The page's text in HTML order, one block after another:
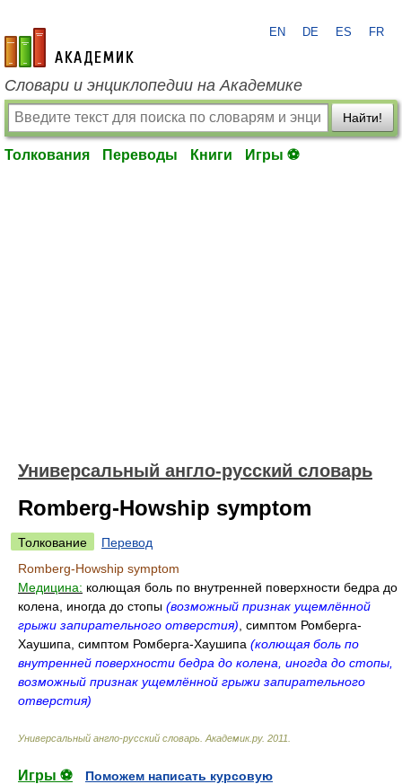
academic.ru
EN DE ES FR
Словари и энциклопедии на Академике
Найти!
Толкования Переводы Книги Игры ⚽
Универсальный англо-русский словарь
Romberg-Howship symptom
Толкование
Перевод
Romberg-Howship symptom
Медицина: колющая боль по внутренней поверхности бедра до
колена, иногда до стопы (возможный признак ущемлённой
грыжи запирательного отверстия) , симптом Ромберга-
Хаушипа, симптом Ромберга-Хаушипа (колющая боль по
внутренней поверхности бедра до колена, иногда до стопы,
возможный признак ущемлённой грыжи запирательного
отверстия)
Универсальный англо-русский словарь Академик.ру. 2011
Игры ⚽
Поможем написать курсовую